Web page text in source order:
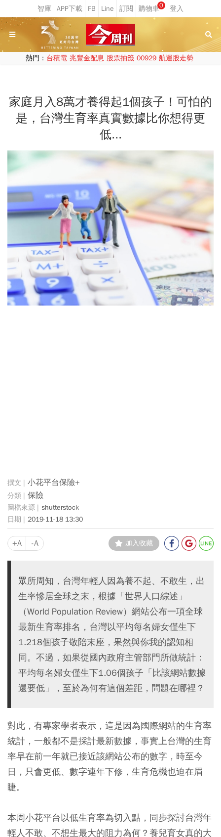
0
熱門： 台積電 兆豐金配息 股票抽籤 00929 航運股走勢
家庭月入8萬才養得起1個孩子！可怕的
是，台灣生育率真實數據比你想得更
低...
小花平台保險+
保險
shutterstock
2019-11-18 13:30
+A -A 加入收藏
眾所周知，台灣年輕人因為養不起、不敢生，出
生率慘居全球之末，根據「世界人口綜述」
（World Population Review）網站公布一項全球
最新生育率排名，台灣以平均每名婦女僅生下
1.218個孩子敬陪末座，果然與你我的認知相
同。不過，如果從國內政府主管部門所做統計：
平均每名婦女僅生下1.06個孩子「比該網站數據
還要低」，至於為何有這個差距，問題在哪裡？
對此，有專家學者表示，這是因為國際網站的生育率
統計，一般都不是採計最新數據，事實上台灣的生育
率早在前一年就已接近該網站公布的數字，時至今
日，只會更低、數字連年下修，生育危機也迫在眉
睫。
本周小花平台以低生育率為切入點，同步探討台灣年
輕人不敢、不想生最大的阻力為何？養兒育女真的大